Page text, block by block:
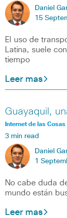
Daniel
15
El uso de
Latina, suele
tiempo
Leer mas
Guayaquil,
Internet de las Cosas
3 min read
Daniel
1
No cabe duda
mundo están
Leer mas